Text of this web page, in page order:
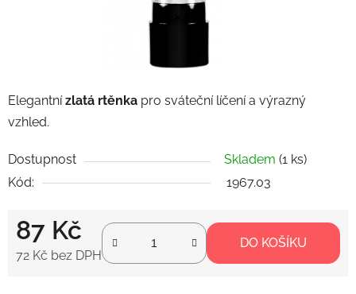
Elegantnízlatá rtěnka pro sváteční líčení a výrazný
vzhled.
Dostupnost Skladem (1 ks)
Kód:
1967.03
87 Kč
72 Kč bez DPH
DO KOŠÍKU